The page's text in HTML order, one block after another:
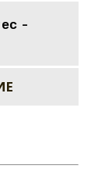
-